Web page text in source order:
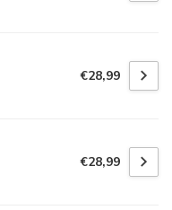
€28,99
€28,99